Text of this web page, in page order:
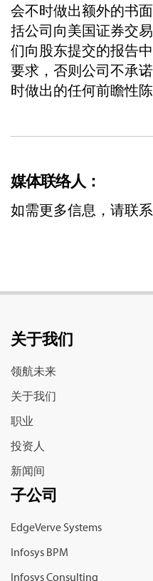
会不时做出额外的书
括公司向美国证券交
们向股东提交的报告
要求，否则公司不承
时做出的任何前瞻性陈
媒体联络人：
如需更多信息，请联系
关于我们
领航未来
关于我们
职业
投资人
新闻间
子公司
EdgeVerve Systems
Infosys BPM
Infosys Consulting